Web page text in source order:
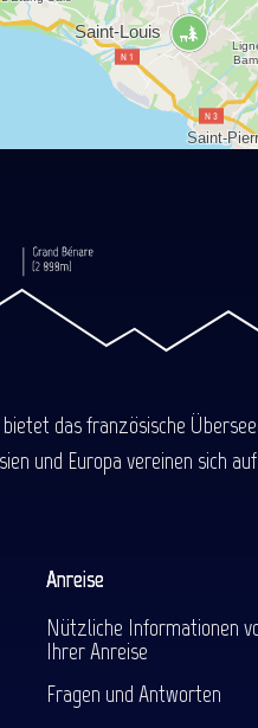
das französische
und Europa vereinen sich
Anreise
Nützliche Informationen
Ihrer Anreise
Fragen und Antworten